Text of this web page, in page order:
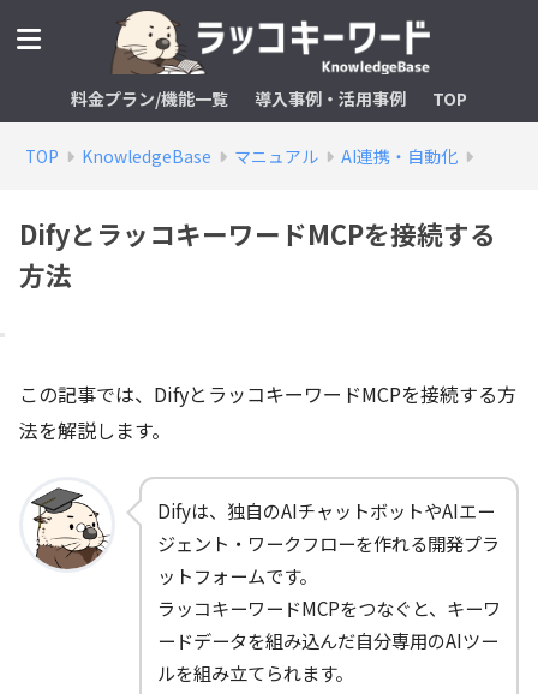
料金プラン/機能一覧 導入事例・活用事例 TOP
TOP KnowledgeBase マニュアル AI連携・自動化
DifyとラッコキーワードMCPを接続する
方法
この記事では、DifyとラッコキーワードMCPを接続する方
法を解説します。
Difyは、独自のAIチャットボットやAIエー
ジェント・ワークフローを作れる開発プラ
ットフォームです。
ラッコキーワードMCPをつなぐと、キーワ
ードデータを組み込んだ自分専用のAIツー
ルを組み立てられます。